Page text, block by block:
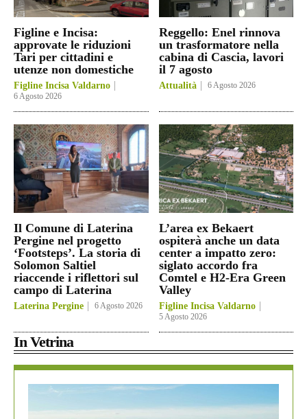
Figline e Incisa:
approvate le riduzioni
Tari per cittadini e
utenze non domestiche
Figline Incisa Valdarno
6 Agosto 2026
Reggello: Enel rinnova
un trasformatore nella
cabina di Cascia, lavori
il 7 agosto
Attualità 6 Agosto 2026
Il Comune di Laterina
Pergine nel progetto
‘Footsteps’. La storia di
Solomon Saltiel
riaccende i riflettori sul
campo di Laterina
Laterina Pergine 6 Agosto 2026
L’area ex Bekaert
ospiterà anche un data
center a impatto zero:
siglato accordo fra
Comtel e H2-Era Green
Valley
Figline Incisa Valdarno
5 Agosto 2026
In Vetrina